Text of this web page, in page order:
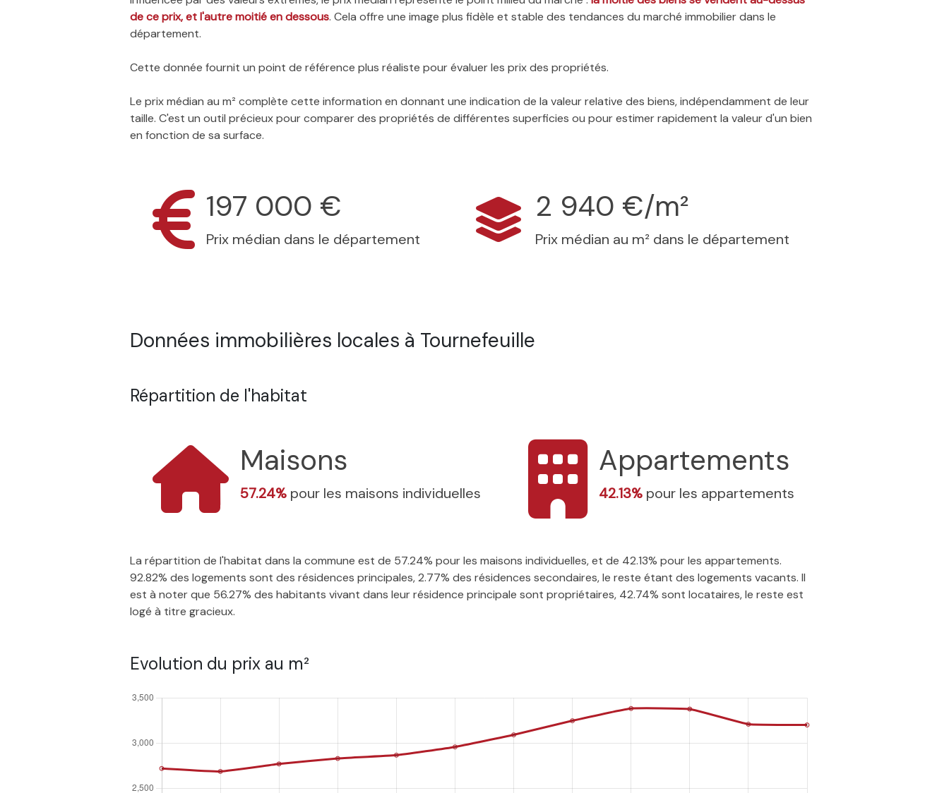
de ce prix, et l'autre moitié en dessous. Cela offre une image plus fidèle et stable des tendances du marché immobilier dans le
département.
Cette donnée fournit un point de référence plus réaliste pour évaluer les prix des propriétés.
Le prix médian au m² complète cette information en donnant une indication de la valeur relative des biens, indépendamment de leur
taille. C'est un outil précieux pour comparer des propriétés de différentes superficies ou pour estimer rapidement la valeur d'un bien
en fonction de sa surface.
197 000 €
Prix médian dans le département
2 940 €/m²
Prix médian au m² dans le département
Données immobilières locales à Tournefeuille
Répartition de l'habitat
Maisons
57.24% pour les maisons individuelles
Appartements
42.13% pour les appartements
La répartition de l'habitat dans la commune est de 57.24% pour les maisons individuelles, et de 42.13% pour les appartements.
92.82% des logements sont des résidences principales, 2.77% des résidences secondaires, le reste étant des logements vacants. Il
est à noter que 56.27% des habitants vivant dans leur résidence principale sont propriétaires, 42.74% sont locataires, le reste est
logé à titre gracieux.
Evolution du prix au m²